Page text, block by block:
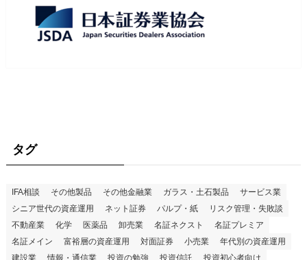
タグ
IFA相談 その他製品 その他金融業 ガラス・土石製品
サービス業
シニア世代の資産運用
ネット証券 パルプ・紙
リスク管理・失敗談
不動産業
化学 医薬品 卸売業 名証ネクスト
名証プレミア
名証メイン
富裕層の資産運用 対面証券 小売業
年代別の資産運用
建設業
情報・通信業 投資の勉強 投資信託
投資初心者向け